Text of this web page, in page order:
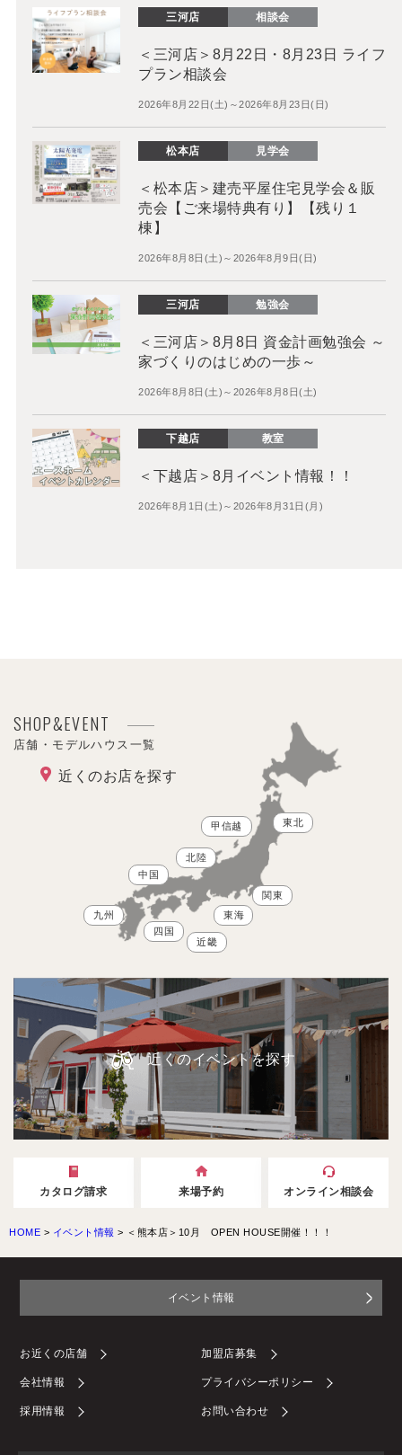
三河店 相談会
＜三河店＞8月22日・8月23日 ライフ
プラン相談会
2026年8月22日(土)～2026年8月23日(日)
松本店 見学会
＜松本店＞建売平屋住宅見学会＆販
売会【ご来場特典有り】【残り１
棟】
2026年8月8日(土)～2026年8月9日(日)
三河店 勉強会
＜三河店＞8月8日 資金計画勉強会 ～
家づくりのはじめの一歩～
2026年8月8日(土)～2026年8月8日(土)
下越店 教室
＜下越店＞8月イベント情報！！
2026年8月1日(土)～2026年8月31日(月)
SHOP&EVENT
店舗・モデルハウス一覧
近くのお店を探す
東北
甲信越
北陸
関東
東海
近畿
中国
四国
九州
近くのイベントを探す
カタログ請求 来場予約 オンライン相談会
HOME > イベント情報 > ＜熊本店＞10月 OPEN HOUSE開催！！！
イベント情報
お近くの店舗 加盟店募集
会社情報 プライバシーポリシー
採用情報 お問い合わせ